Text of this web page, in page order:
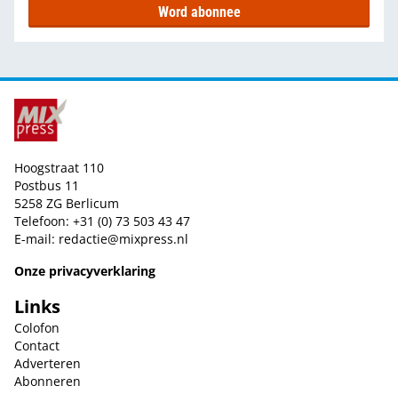
Word abonnee
Hoogstraat 110
Postbus 11
5258 ZG Berlicum
Telefoon: +31 (0) 73 503 43 47
E-mail: redactie@mixpress.nl
Onze privacyverklaring
Links
Colofon
Contact
Adverteren
Abonneren